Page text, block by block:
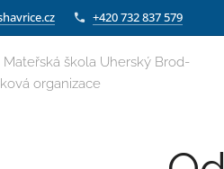
+420 732 837 579
škola Uherský Brod-
organizace